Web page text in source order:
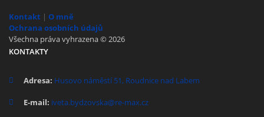
Kontakt | O mně
Ochrana osobních údajů
Všechna práva vyhrazena © 2026
KONTAKTY
Adresa: Husovo náměstí 51, Roudnice nad Labem
E-mail: iveta.bydzovska@re-max.cz